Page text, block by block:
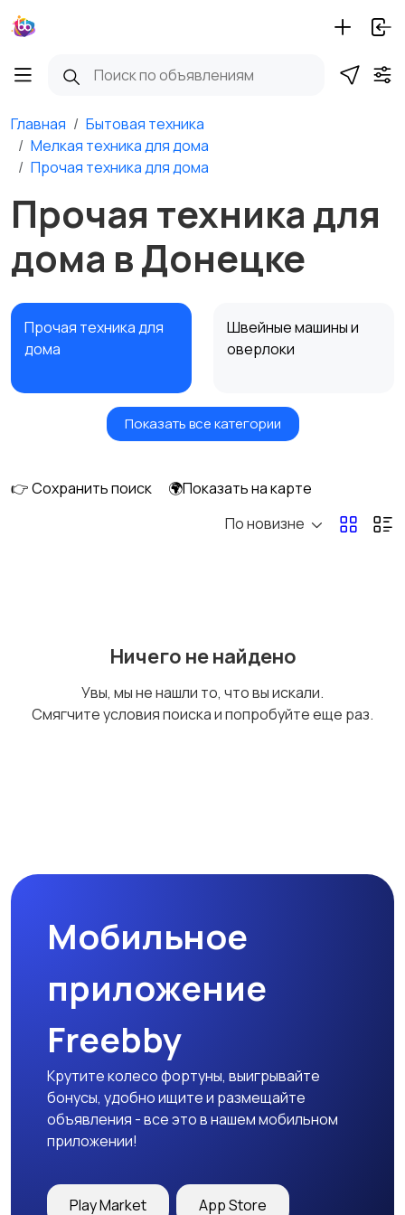
Главная
Бытовая техника
Мелкая техника для дома
Прочая техника для дома
Прочая техника для
дома в Донецке
Прочая техника для
дома
Швейные машины и
оверлоки
Пылесосы
Показать все категории
👉 Сохранить поиск
🌍Показать на карте
По новизне
Ничего не найдено
Увы, мы не нашли то, что вы искали.
Смягчите условия поиска и попробуйте еще раз.
Мобильное
приложение
Freebby
Крутите колесо фортуны, выигрывайте
бонусы, удобно ищите и размещайте
объявления - все это в нашем мобильном
приложении!
Play Market App Store